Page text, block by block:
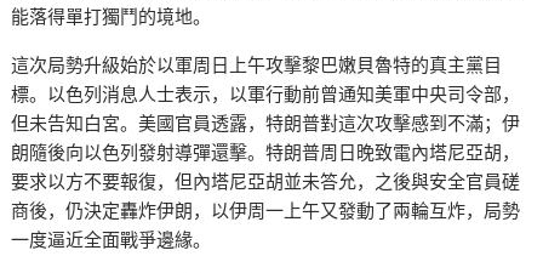
能落得單打獨鬥的境地。
這次局勢升級始於以軍周日上午攻擊黎巴嫩貝魯特的真主黨目
標。以色列消息人士表示，以軍行動前曾通知美軍中央司令部，
但未告知白宮。美國官員透露，特朗普對這次攻擊感到不滿；伊
朗隨後向以色列發射導彈還擊。特朗普周日晚致電內塔尼亞胡，
要求以方不要報復，但內塔尼亞胡並未答允，之後與安全官員磋
商後，仍決定轟炸伊朗，以伊周一上午又發動了兩輪互炸，局勢
一度逼近全面戰爭邊緣。